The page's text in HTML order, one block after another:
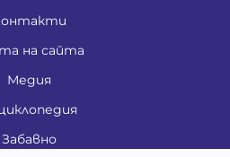
на сайта
Медия
Забавно